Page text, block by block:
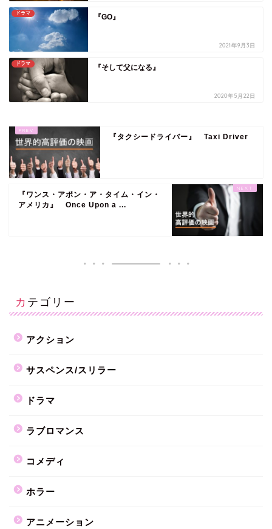
ドラマ 『GO』
2021年9月3日
ドラマ 『そして父になる』
2020年5月22日
『タクシードライバー』 Taxi Driver
『ワンス・アポン・ア・タイム・イン・
アメリカ』 Once Upon a ...
カテゴリー
アクション
サスペンス/スリラー
ドラマ
ラブロマンス
コメディ
ホラー
アニメーション